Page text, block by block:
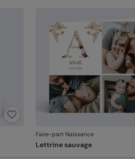
que vous avez validée (texte,
produit ne pourra pas être
Faire-part Naissance
Lettrine sauvage